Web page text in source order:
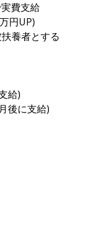
費支給
円UP)
養者とする
給)
後に支給)